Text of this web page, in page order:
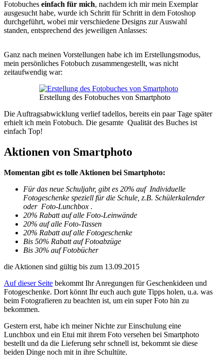
Fotobuches einfach für mich, nachdem ich mir mein Exemplar
ausgesucht habe, wurde ich Schritt für Schritt in dem Fotoshop
durchgeführt, wobei mir verschiedene Designs zur Auswahl
standen, entsprechend des jeweiligen Anlasses:
Ganz nach meinen Vorstellungen habe ich im Erstellungsmodus,
mein persönliches Fotobuch zusammengestellt, was nicht
zeitaufwendig war:
Erstellung des Fotobuches von Smartphoto
Die Auftragsabwicklung verlief tadellos, bereits ein paar Tage später
erhielt ich mein Fotobuch. Die gesamte Qualität des Buches ist
einfach Top!
Aktionen von Smartphoto
Momentan gibt es tolle Aktionen bei Smartphoto:
Für das neue Schuljahr, gibt es 20% auf Individuelle
Fotogeschenke speziell für die Schule, z.B. Schülerkalender
oder Foto-Lunchbox .
20% Rabatt auf alle Foto-Leinwände
20% auf alle Foto-Tassen
20% Rabatt auf alle Fotogeschenke
Bis 50% Rabatt auf Fotoabzüge
Bis 30% auf Fotobücher
die Aktionen sind gültig bis zum 13.09.2015
Auf dieser Seite bekommt Ihr Anregungen für Geschenkideen und
Fotogeschenke. Dort könnt Ihr euch auch gute Tipps holen, u.a. was
beim Fotografieren zu beachten ist, um ein super Foto hin zu
bekommen.
Gestern erst, habe ich meiner Nichte zur Einschulung eine
Lunchbox und ein Etui mit ihrem Foto versehen bei Smartphoto
bestellt und da die Lieferung sehr schnell ist, bekommt sie diese
beiden Dinge noch mit in ihre Schultüte.